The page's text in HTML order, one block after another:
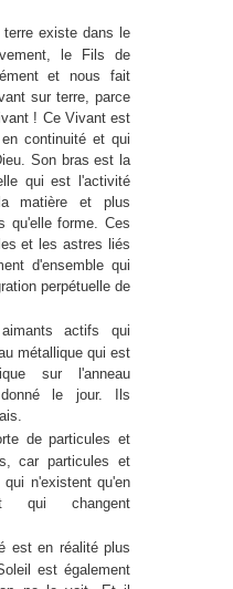
existe dans le
le Fils de
et nous fait
sur terre, parce
! Ce Vivant est
continuité et qui
Son bras est la
qui est l'activité
matière et plus
qu'elle forme. Ces
et les astres liés
d'ensemble qui
perpétuelle de
actifs qui
métallique qui est
sur l'anneau
le jour. Ils
de particules et
car particules et
n'existent qu'en
changent
est en réalité plus
est également